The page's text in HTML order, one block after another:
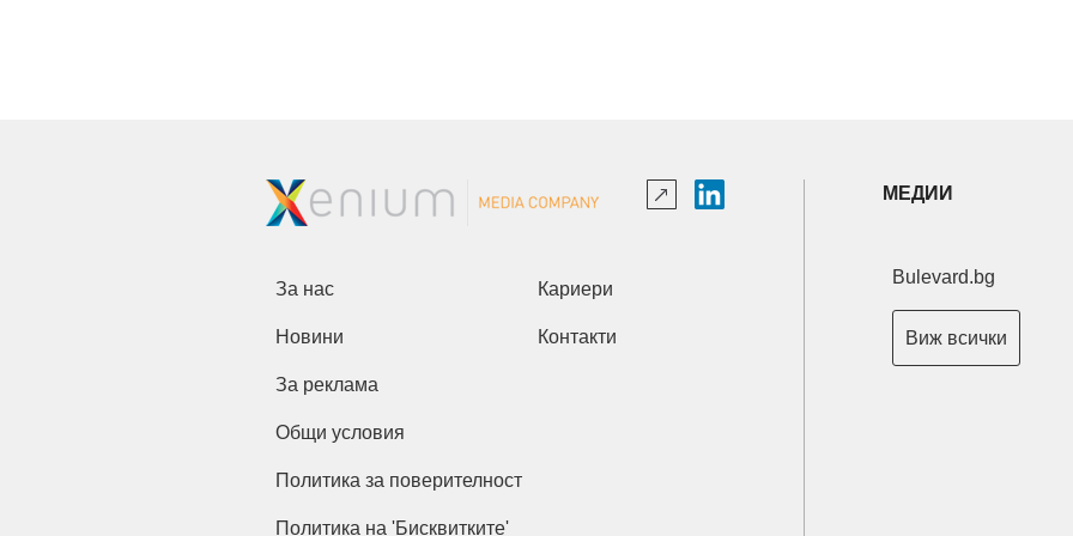
За нас Кариери
Новини Контакти
За реклама
Общи условия
Политика за поверителност
Политика на 'Бисквитките'
МЕДИИ
Bulevard.bg
Виж всички